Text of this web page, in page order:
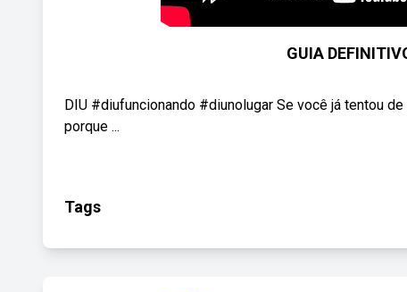
GUIA
DIU #diufuncionando #diunolugar Se você já tentou
porque ...
Tags